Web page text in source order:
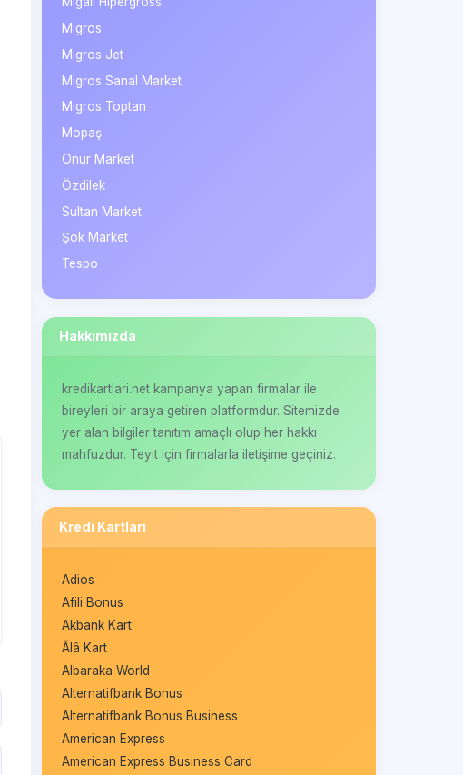
Migros
Migros Jet
Migros Sanal Market
Migros Toptan
Mopaş
Onur Market
Özdilek
Sultan Market
Şok Market
Tespo
Hakkımızda
kredikartlari.net kampanya yapan firmalar ile
bireyleri bir araya getiren platformdur. Sitemizde
yer alan bilgiler tanıtım amaçlı olup her hakkı
mahfuzdur. Teyit için firmalarla iletişime geçiniz.
Kredi Kartları
Adios
Afili Bonus
Akbank Kart
Âlâ Kart
Albaraka World
Alternatifbank Bonus
Alternatifbank Bonus Business
American Express
American Express Business Card